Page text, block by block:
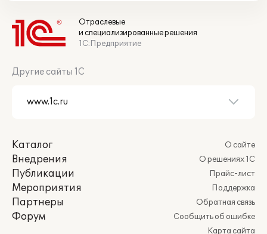
Отраслевые
и специализированные решения
1С:Предприятие
Другие сайты 1С
Каталог
Внедрения
Публикации
Мероприятия
Партнеры
Форум
О сайте
О решениях 1С
Прайс-лист
Поддержка
Обратная связь
Сообщить об ошибке
Карта сайта